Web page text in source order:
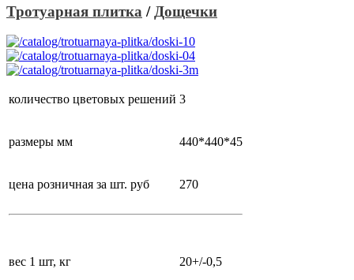
Тротуарная плитка / Дощечки
количество цветовых решений 3
размеры мм 440*440*45
цена розничная за шт. руб 270
вес 1 шт, кг 20+/-0,5